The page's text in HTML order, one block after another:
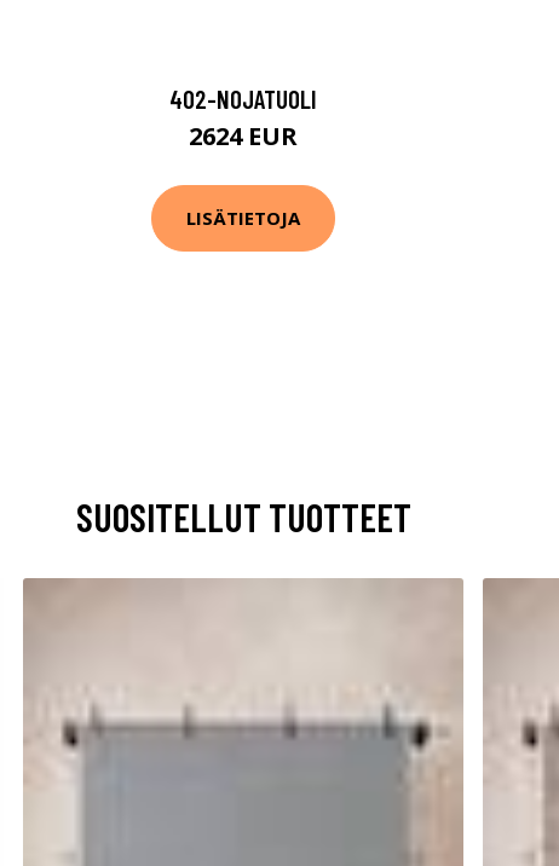
402-NOJATUOLI
2624 EUR
LISÄTIETOJA
SUOSITELLUT TUOTTEET